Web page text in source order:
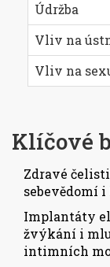
Údržba
Vliv na
Vliv na
Klíčové
Zdravé
sebevědomí
Implantáty
žvýkání i
intimních